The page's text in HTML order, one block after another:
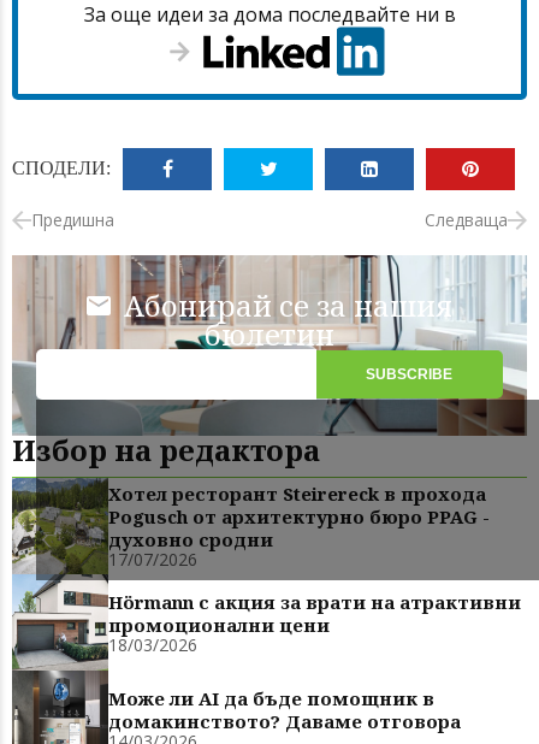
За още идеи за дома последвайте ни в
СПОДЕЛИ:
Предишна Следваща
Абонирай се за нашия
бюлетин
Избор на редактора
Хотел ресторант Steirereck в прохода
Pogusch от архитектурно бюро PPAG -
духовно сродни
17/07/2026
Hörmann с акция за врати на атрактивни
промоционални цени
18/03/2026
Може ли AI да бъде помощник в
домакинството? Даваме отговора